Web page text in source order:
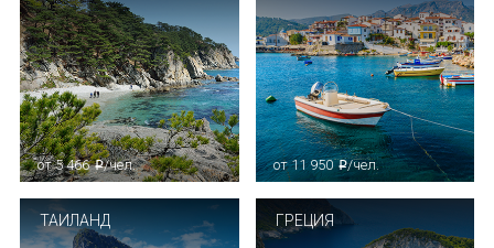
от 5 466p/чел. от 11 950 p/чел.
ТАИЛАНД ГРЕЦИЯ